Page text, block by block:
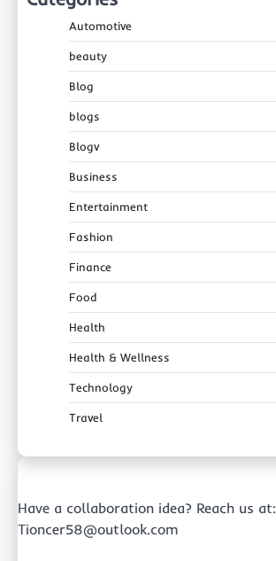
Automotive
beauty
Blog
blogs
Blogv
Business
Entertainment
Fashion
Finance
Food
Health
Health & Wellness
Technology
Travel
Have a collaboration idea? Reach us at:
Tioncer58@outlook.com